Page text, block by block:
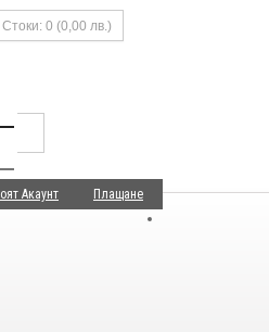
Стоки: 0 (0,00 лв.)
Акаунт Плащане